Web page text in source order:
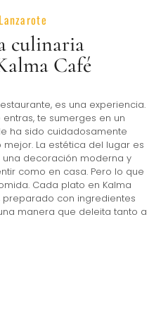
culinaria
Café
es una experiencia.
te sumerges en un
ha sido cuidadosamente
La estética del lugar es
decoración moderna y
como en casa. Pero lo que
Cada plato en Kalma
con ingredientes
manera que deleita tanto a